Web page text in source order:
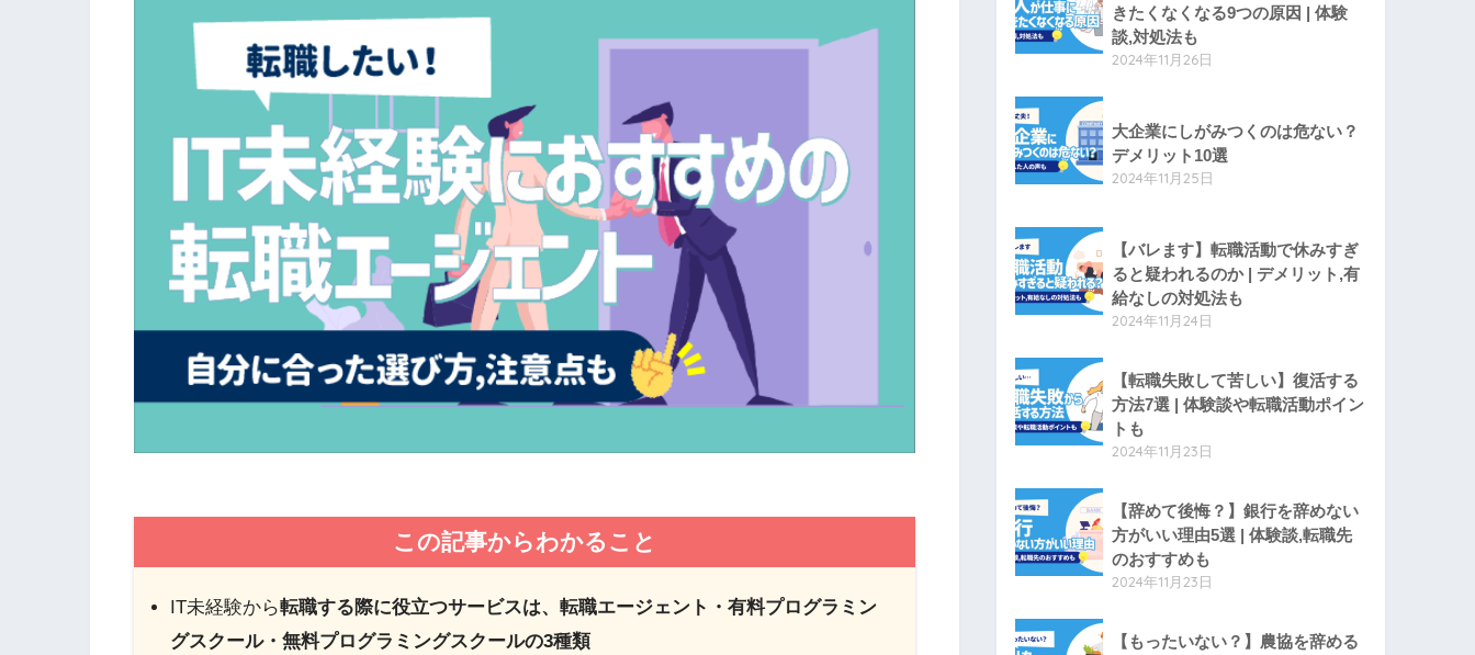
この記事からわかること
IT未経験から転職する際に役立つサービスは、転職エージェント・有料プログラミン
グスクール・無料プログラミングスクールの3種類
きたくなくなる9つの原因 | 体験
談,対処法も
2024年11月26日
大企業にしがみつくのは危ない？
デメリット10選
2024年11月25日
【バレます】転職活動で休みすぎ
ると疑われるのか | デメリット,有
給なしの対処法も
2024年11月24日
【転職失敗して苦しい】復活する
方法7選 | 体験談や転職活動ポイン
トも
2024年11月23日
【辞めて後悔？】銀行を辞めない
方がいい理由5選 | 体験談,転職先
のおすすめも
2024年11月23日
【もったいない？】農協を辞める